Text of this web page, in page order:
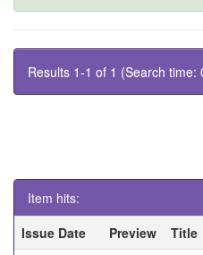
Results 1-1 of 1 (Search time:
Item hits:
Issue Date
Preview Title